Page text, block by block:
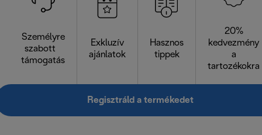
Személyre
szabott
támogatás
Exkluzív
ajánlatok
Hasznos
tippek
20%
kedvezmény
a
tartozékokra
Regisztráld a termékedet